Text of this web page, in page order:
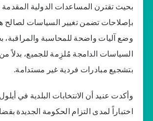
بحيث تقترن المساعدات الدولية المقدمة
بإصلاحات تضمن تغيير السياسات لصالح
وضع آليات واضحة للمحاسبة والمراقبة،
السياسات الدامجة مُلزِمة للجميع، بدلاً من
بتشجيع مبادرات فردية غير مستدامة.
وأكدت عنيد أن الانتخابات البلدية في
اختباراً لمدى التزام الحكومة الجديدة